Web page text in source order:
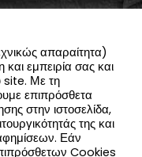
απαραίτητα)
εμπειρία σας και
site. Με τη
επιπρόσθετα
στην ιστοσελίδα,
της και
Εάν
Cookies